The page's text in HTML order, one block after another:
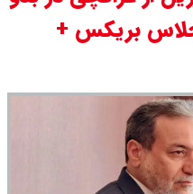
بریکس +